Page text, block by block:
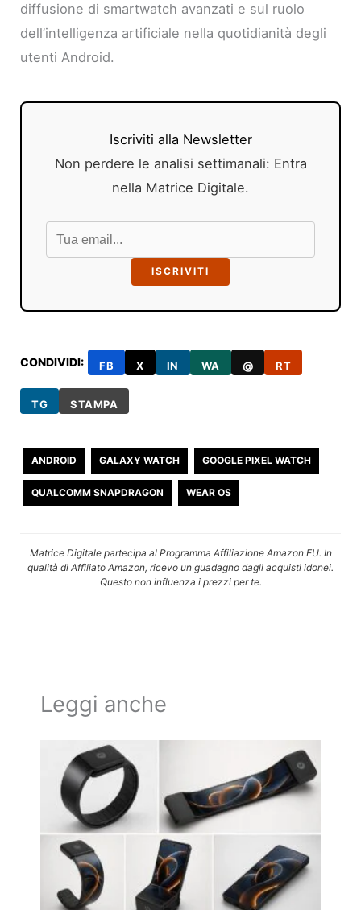
diffusione di smartwatch avanzati e sul ruolo
dell’intelligenza artificiale nella quotidianità degli
utenti Android.
Iscriviti alla Newsletter
Non perdere le analisi settimanali: Entra
nella Matrice Digitale.
ISCRIVITI
CONDIVIDI: FB X IN WA @ RT
TG STAMPA
ANDROID GALAXY WATCH GOOGLE PIXEL WATCH
QUALCOMM SNAPDRAGON WEAR OS
Matrice Digitale partecipa al Programma Affiliazione Amazon EU. In
qualità di Affiliato Amazon, ricevo un guadagno dagli acquisti idonei.
Questo non influenza i prezzi per te.
Leggi anche